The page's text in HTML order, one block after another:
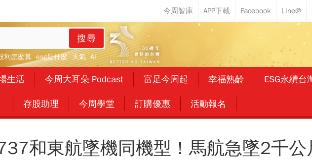
搜尋
利怎麼算 esg是什麼 天氣 AI
生活 今周大耳朵 Podcast 富足今周起 幸福熟齡 ESG永續台
存股助理 今周學堂 訂購優惠 活動報名
和東航墜機同機型！馬航急墜2千公